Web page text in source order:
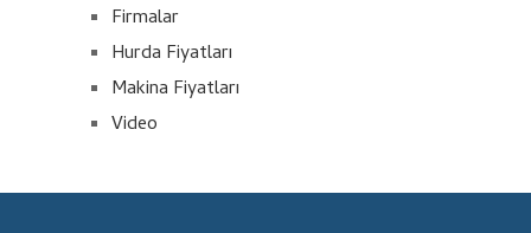
Firmalar
Hurda Fiyatları
Makina Fiyatları
Video